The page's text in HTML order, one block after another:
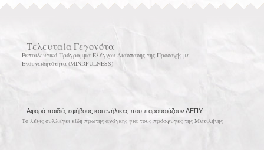
Τελευταία Γεγονότα
Εκπαιδευτικό Πρόγραμμα Ελέγχου Διάσπασης της Προσοχής με
Ενσυνειδητότητα (MINDFULNESS)
Αφορά παιδιά, εφήβους και ενήλικες που παρουσιάζουν ΔΕΠΥ...
Το λέξις συλλέγει είδη πρωτης ανάγκης για τους πρόσφυγες της Μυτιλήνης